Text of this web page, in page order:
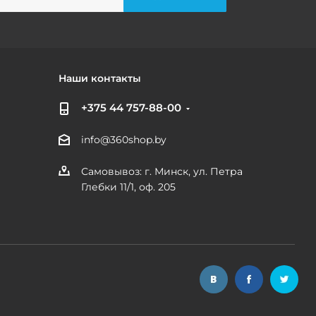
Наши контакты
+375 44 757-88-00
info@360shop.by
Самовывоз: г. Минск, ул. Петра
Глебки 11/1, оф. 205